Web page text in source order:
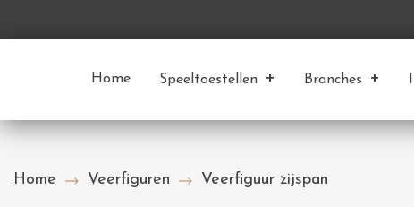
Home Speeltoestellen Branches
Home Veerfiguren Veerfiguur zijspan